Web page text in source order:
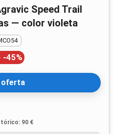
— color violeta
-45%
oferta
: 90 €